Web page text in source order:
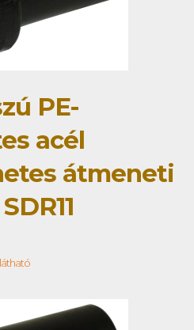
PE-
acél
átmeneti